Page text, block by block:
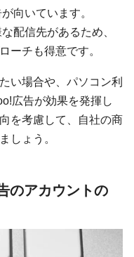
向いています。
配信先があるため、
ーチも得意です。
い場合や、パソコン利
広告が効果を発揮し
を考慮して、自社の商
しょう。
のアカウントの